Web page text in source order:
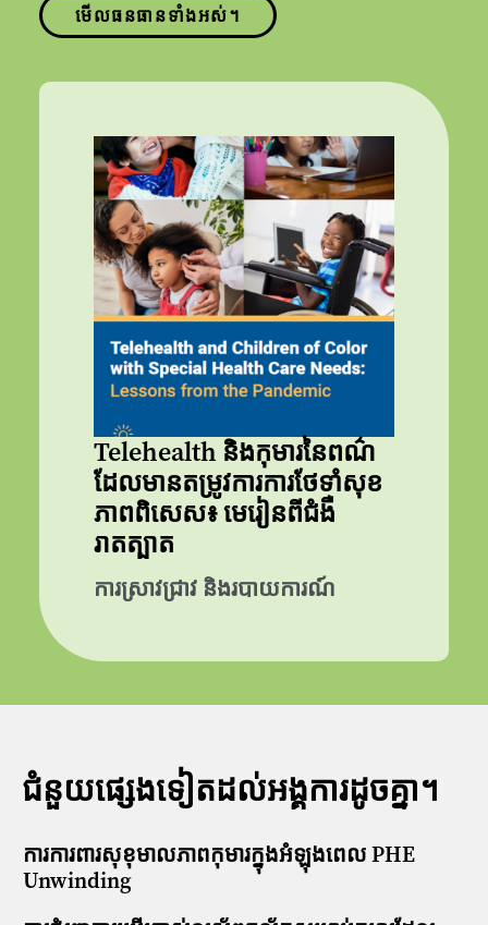
មើលធនធានទាំងអស់។
Telehealth និងកុមារនៃពណ៌
ដែលមានតម្រូវការការថែទាំសុខ
ភាពពិសេស៖ មេរៀនពីជំងឺ
រាតត្បាត
ការស្រាវជ្រាវ និងរបាយការណ៍
ជំនួយផ្សេងទៀតដល់អង្គការដូចគ្នា។
ការការពារសុខុមាលភាពកុមារក្នុងអំឡុងពេល PHE
Unwinding